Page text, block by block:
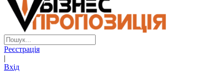
Реєстрація
|
Вхід